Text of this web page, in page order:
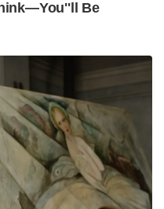
ചെയ്തു. കേസിൽ
അറസ്റ്റ്
ഗുരുഗ്രാം പോലീസ്
അന്ന്
പോലീസ്
ഇനി
യുവതി പരാതി